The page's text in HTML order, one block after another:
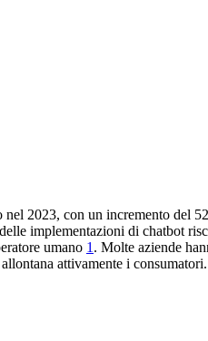
2023, con un incremento del
implementazioni di chatbot
umano 1. Molte aziende
attivamente i